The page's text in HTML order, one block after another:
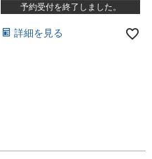
予約受付を終了しました。
詳細を見る